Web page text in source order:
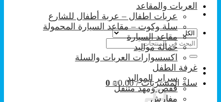
البحث
عن:
سلة المشتريات / ₪0.00
0
العربات والمقاعد
عربات اطفال – عربة أطفال للشارع
سلة وكوت – مقاعد السيارة المحمولة
مقاعد السيارة
حمالة مواليد
اكسسوارات العربات والسلة
غرفة الطفل
سراير المواليد
قفص ومهد متنقل
مفارش